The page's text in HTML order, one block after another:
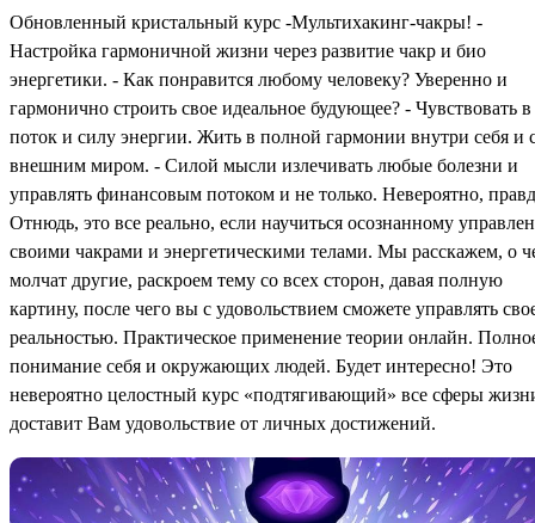
Обновленный кристальный курс -Мультихакинг-чакры! -
Настройка гармоничной жизни через развитие чакр и био
энергетики. - Как понравится любому человеку? Уверенно и
гармонично строить свое идеальное будующее? - Чувствовать в
поток и силу энергии. Жить в полной гармонии внутри себя и
внешним миром. - Силой мысли излечивать любые болезни и
управлять финансовым потоком и не только. Невероятно,
Отнюдь, это все реально, если научиться осознанному
своими чакрами и энергетическими телами. Мы расскажем, о
молчат другие, раскроем тему со всех сторон, давая полную
картину, после чего вы с удовольствием сможете управлять
реальностью. Практическое применение теории онлайн.
понимание себя и окружающих людей. Будет интересно! Это
невероятно целостный курс «подтягивающий» все сферы
доставит Вам удовольствие от личных достижений.